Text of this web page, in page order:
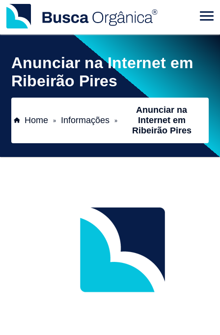
Anunciar na Internet em
Ribeirão Pires
Home » Informações »
Anunciar na
Internet em
Ribeirão Pires